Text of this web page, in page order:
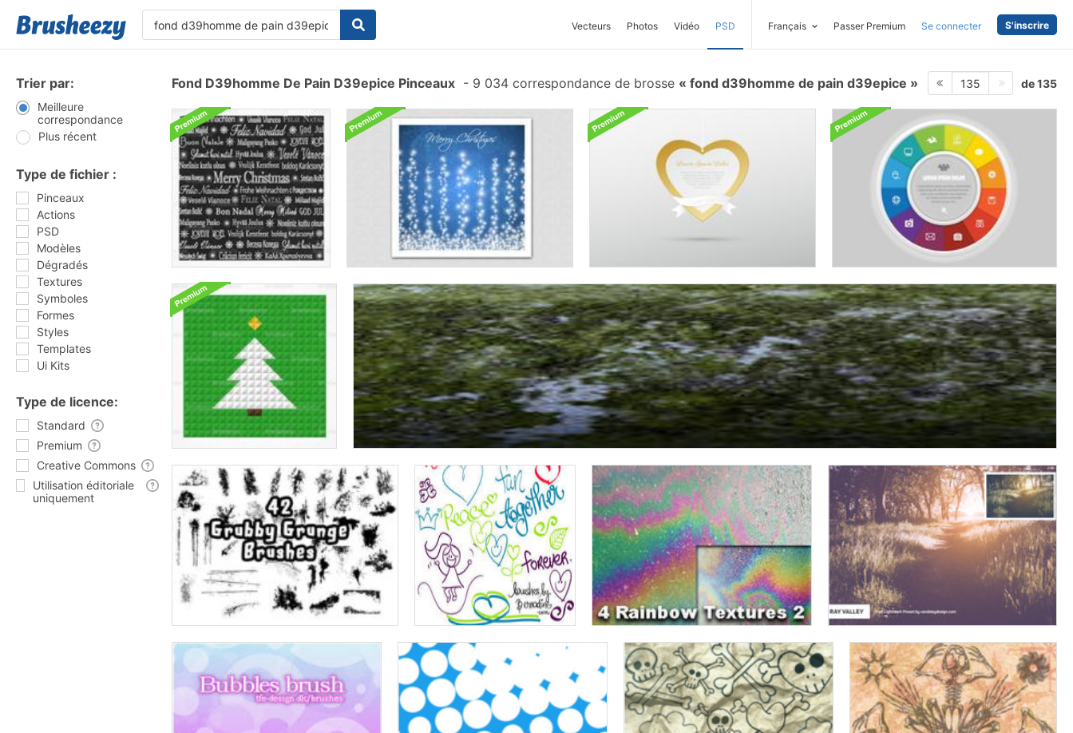
Vecteurs Photos Vidéo PSD Français Passer Premium Se connecter S'inscrire
Trier par:
Meilleure
correspondance
Plus récent
Type de fichier :
Pinceaux
Actions
PSD
Modèles
Dégradés
Textures
Symboles
Formes
Styles
Templates
Ui Kits
Type de licence:
Standard
Premium
Creative Commons
Utilisation éditoriale
uniquement
Fond D39homme De Pain D39epice Pinceaux - 9 034 correspondance de brosse fond d39homme de pain d39epice 135 de 135